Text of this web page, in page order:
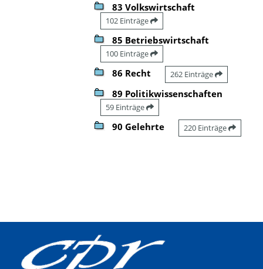
83 Volkswirtschaft
102 Einträge
85 Betriebswirtschaft
100 Einträge
86 Recht 262 Einträge
89 Politikwissenschaften
59 Einträge
90 Gelehrte 220 Einträge